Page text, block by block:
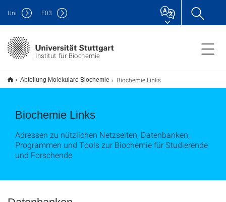
Institut für Biochemie
Uni F03
Abteilung Molekulare Biochemie Biochemie Links
Biochemie Links
Adressen zu nützlichen Netzseiten, Datenbanken,
Programmen und Tools zur Biochemie für Studierende
und Forschende